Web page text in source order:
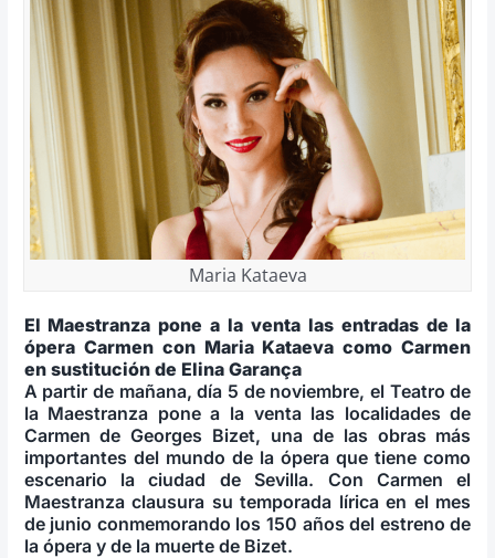
Maria Kataeva
El Maestranza pone a la venta las entradas de la
ópera Carmen con Maria Kataeva como Carmen
en sustitución de Elina Garança
A partir de mañana, día 5 de noviembre, el Teatro de
la Maestranza pone a la venta las localidades de
Carmen de Georges Bizet, una de las obras más
importantes del mundo de la ópera que tiene como
escenario la ciudad de Sevilla. Con Carmen el
Maestranza clausura su temporada lírica en el mes
de junio conmemorando los 150 años del estreno de
la ópera y de la muerte de Bizet.